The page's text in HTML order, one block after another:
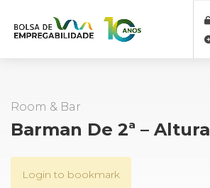
Room & Bar
Barman De 2ª – Altura
Login to bookmark